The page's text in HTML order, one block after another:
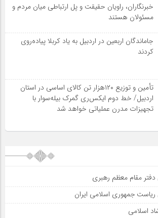
خبرنگاران، راویان حقیقت و پل ارتباطی میان مردم و
مسئولان هستند
جاماندگان اربعین در اردبیل به یاد کربلا پیاده‌روی
کردند
تأمین و توزیع ۱۲۰هزار تن کالای اساسی در استان
اردبیل/ خط دوم ایکس‌ری گمرک بیله‌سوار با
تجهیزات مدرن عملیاتی خواهد شد
دفتر مقام معظم رهبری
ریاست‌ جمهوری اسلامی ایران
اسلامی